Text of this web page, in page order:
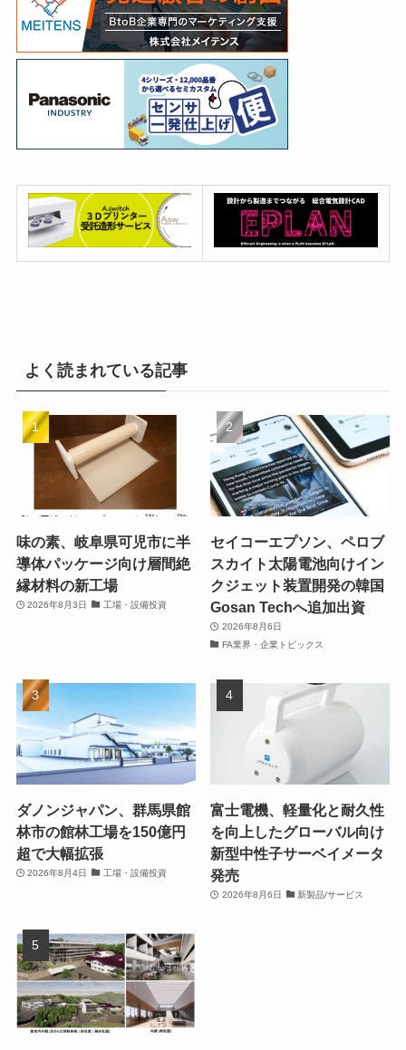
よく読まれている記事
味の素、岐阜県可児市に半
導体パッケージ向け層間絶
縁材料の新工場
2026年8月3日 工場・設備投資
セイコーエプソン、ペロブ
スカイト太陽電池向けイン
クジェット装置開発の韓国
Gosan Techへ追加出資
2026年8月6日
FA業界・企業トピックス
ダノンジャパン、群馬県館
林市の館林工場を150億円
超で大幅拡張
2026年8月4日 工場・設備投資
富士電機、軽量化と耐久性
を向上したグローバル向け
新型中性子サーベイメータ
発売
2026年8月6日 新製品/サービス